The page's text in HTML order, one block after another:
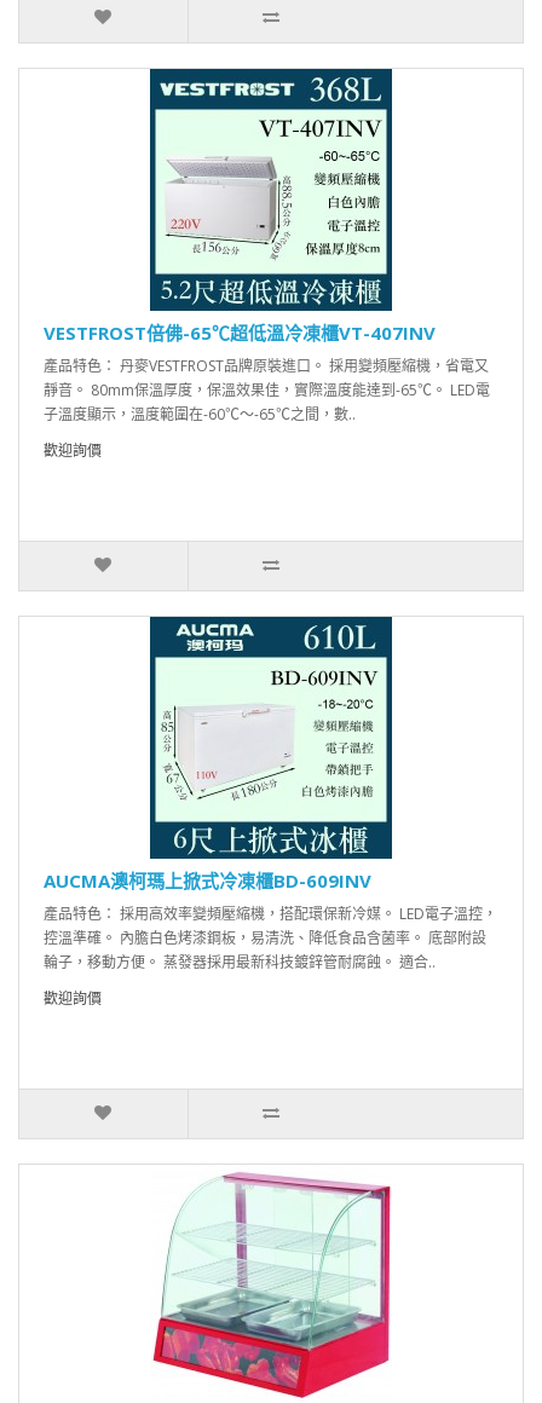
VESTFROST倍佛-65℃超低溫冷凍櫃VT-407INV
產品特色： 丹麥VESTFROST品牌原裝進口。 採用變頻壓縮機，省電又
靜音。 80mm保溫厚度，保溫效果佳，實際溫度能達到-65℃。 LED電
子溫度顯示，溫度範圍在-60℃～-65℃之間，數..
歡迎詢價
AUCMA澳柯瑪上掀式冷凍櫃BD-609INV
產品特色： 採用高效率變頻壓縮機，搭配環保新冷媒。 LED電子溫控，
控溫準確。 內膽白色烤漆鋼板，易清洗、降低食品含菌率。 底部附設
輪子，移動方便。 蒸發器採用最新科技鍍鋅管耐腐蝕。 適合..
歡迎詢價